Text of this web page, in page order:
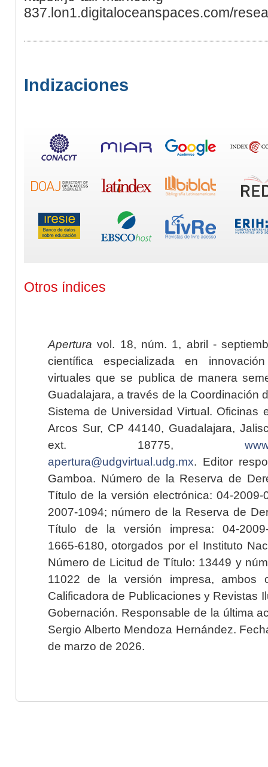
837.lon1.digitaloceanspaces.com/
Indizaciones
Otros índices
Apertura vol. 18, núm. 1, abril -
científica especializada en
virtuales que se publica de manera
Guadalajara, a través de la Coordinación
Sistema de Universidad Virtual. Oficinas
Arcos Sur, CP 44140, Guadalajara,
ext. 18775,
apertura@udgvirtual.udg.mx. Editor
Gamboa. Número de la Reserva de
Título de la versión electrónica: 04-2009-
2007-1094; número de la Reserva de
Título de la versión impresa: 04-2009-
1665-6180, otorgados por el Instituto
Número de Licitud de Título: 13449 y
11022 de la versión impresa, ambos
Calificadora de Publicaciones y Revistas
Gobernación. Responsable de la última
Sergio Alberto Mendoza Hernández.
de marzo de 2026.